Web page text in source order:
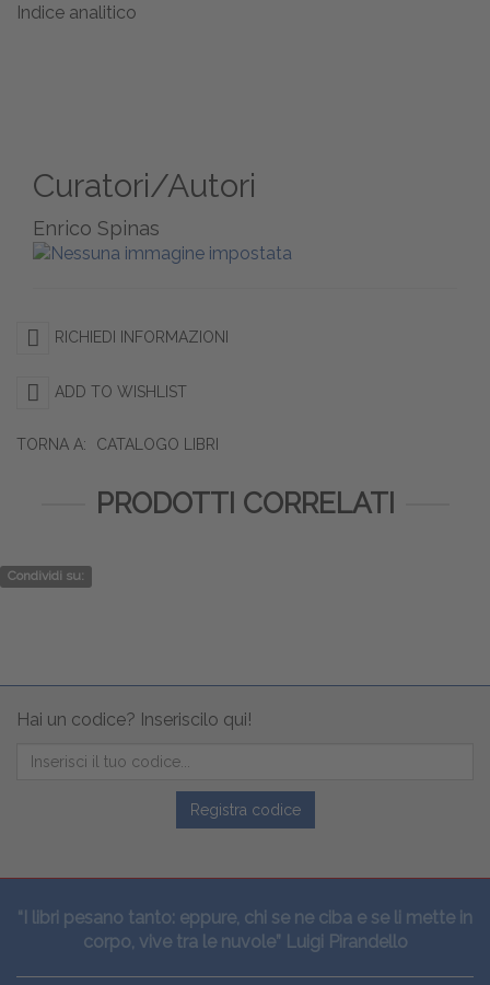
Indice analitico
Curatori/Autori
Enrico Spinas
RICHIEDI INFORMAZIONI
ADD TO WISHLIST
TORNA A: CATALOGO LIBRI
PRODOTTI CORRELATI
Condividi su:
Hai un codice? Inseriscilo qui!
Registra codice
“I libri pesano tanto: eppure, chi se ne ciba e se li mette in
corpo, vive tra le nuvole” Luigi Pirandello